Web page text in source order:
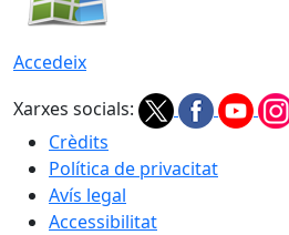
Accedeix
Xarxes socials:
Crèdits
Política de privacitat
Avís legal
Accessibilitat